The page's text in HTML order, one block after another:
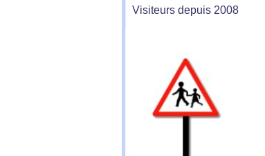
Visiteurs depuis 2008